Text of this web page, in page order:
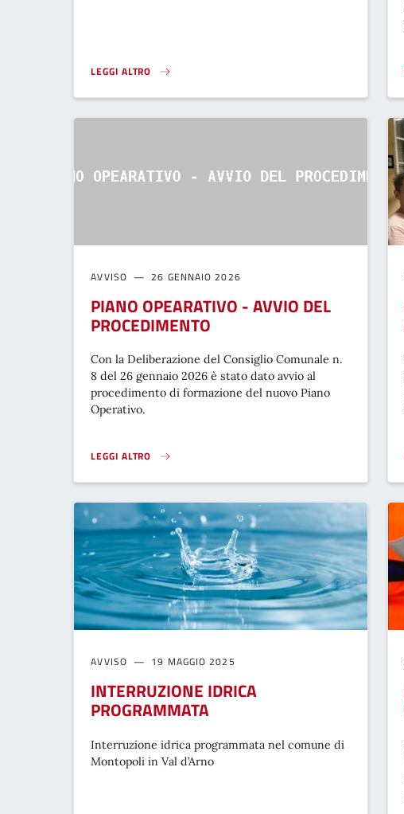
LEGGI ALTRO
RIDURRE IL CONSUMO DI ACQUA}
AVVISO 26 GENNAIO 2026
PIANO OPEARATIVO - AVVIO DEL
PROCEDIMENTO
Con la Deliberazione del Consiglio Comunale n.
8 del 26 gennaio 2026 è stato dato avvio al
procedimento di formazione del nuovo Piano
Operativo.
LEGGI ALTRO
PIANO OPEARATIVO - AVVIO DEL PROCEDIMENTO}
AVVISO 19 MAGGIO 2025
INTERRUZIONE IDRICA
PROGRAMMATA
Interruzione idrica programmata nel comune di
Montopoli in Val d’Arno